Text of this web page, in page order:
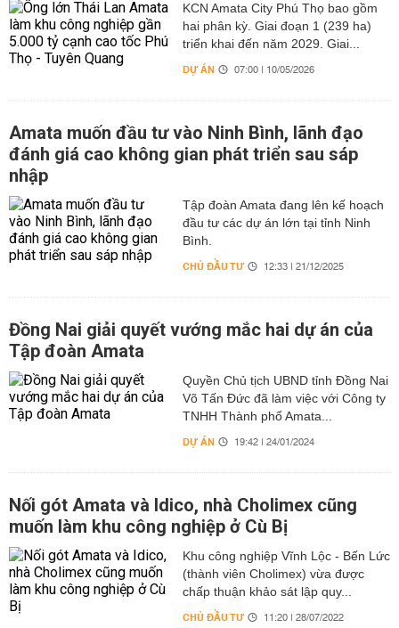
KCN Amata City Phú Thọ bao gồm
hai phân kỳ. Giai đoạn 1 (239 ha)
triển khai đến năm 2029. Giai...
DỰ ÁN 07:00 | 10/05/2026
Amata muốn đầu tư vào Ninh Bình, lãnh đạo
đánh giá cao không gian phát triển sau sáp
nhập
Tập đoàn Amata đang lên kế hoạch
đầu tư các dự án lớn tại tỉnh Ninh
Bình.
CHỦ ĐẦU TƯ 12:33 | 21/12/2025
Đồng Nai giải quyết vướng mắc hai dự án của
Tập đoàn Amata
Quyền Chủ tịch UBND tỉnh Đồng Nai
Võ Tấn Đức đã làm việc với Công ty
TNHH Thành phố Amata...
DỰ ÁN 19:42 | 24/01/2024
Nối gót Amata và Idico, nhà Cholimex cũng
muốn làm khu công nghiệp ở Cù Bị
Khu công nghiệp Vĩnh Lộc - Bến Lức
(thành viên Cholimex) vừa được
chấp thuận khảo sát lập quy...
CHỦ ĐẦU TƯ 11:20 | 28/07/2022